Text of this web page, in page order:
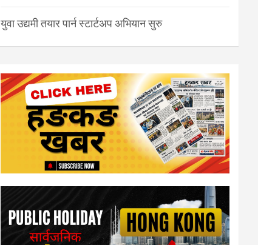
युवा उद्यमी तयार पार्न स्टार्टअप अभियान सुरु